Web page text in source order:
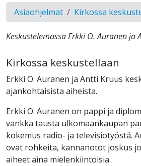
Asiaohjelmat Kirkossa
Keskustelemassa Erkki O. Auranen ja
Kirkossa keskustellaan
Erkki O. Auranen ja Antti Kruus
ajankohtaisista aiheista.
Erkki O. Auranen on pappi ja
vankka tausta ulkomaankaupan
kokemus radio- ja televisiotyöstä.
ovat rohkeita, kannanotot joskus
aiheet aina mielenkiintoisia.